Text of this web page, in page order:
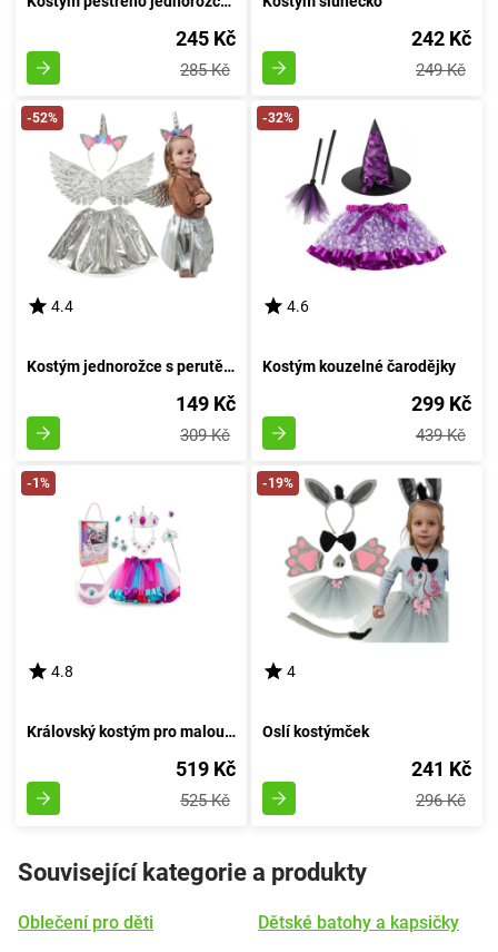
245 Kč
285 Kč
242 Kč
249 Kč
-52%
4.4
Kostým jednorožce s perutěmi stříbrnými
149 Kč
309 Kč
-32%
4.6
Kostým kouzelné čarodějky
299 Kč
439 Kč
-1%
4.8
Královský kostým pro malou princeznu s diadémem
519 Kč
525 Kč
-19%
4
Oslí kostýmček
241 Kč
296 Kč
Související kategorie a produkty
Oblečení pro děti Dětské batohy a kapsičky